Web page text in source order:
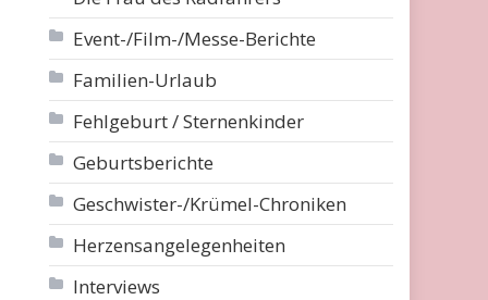
Event-/Film-/Messe-Berichte
Familien-Urlaub
Fehlgeburt / Sternenkinder
Geburtsberichte
Geschwister-/Krümel-Chroniken
Herzensangelegenheiten
Interviews